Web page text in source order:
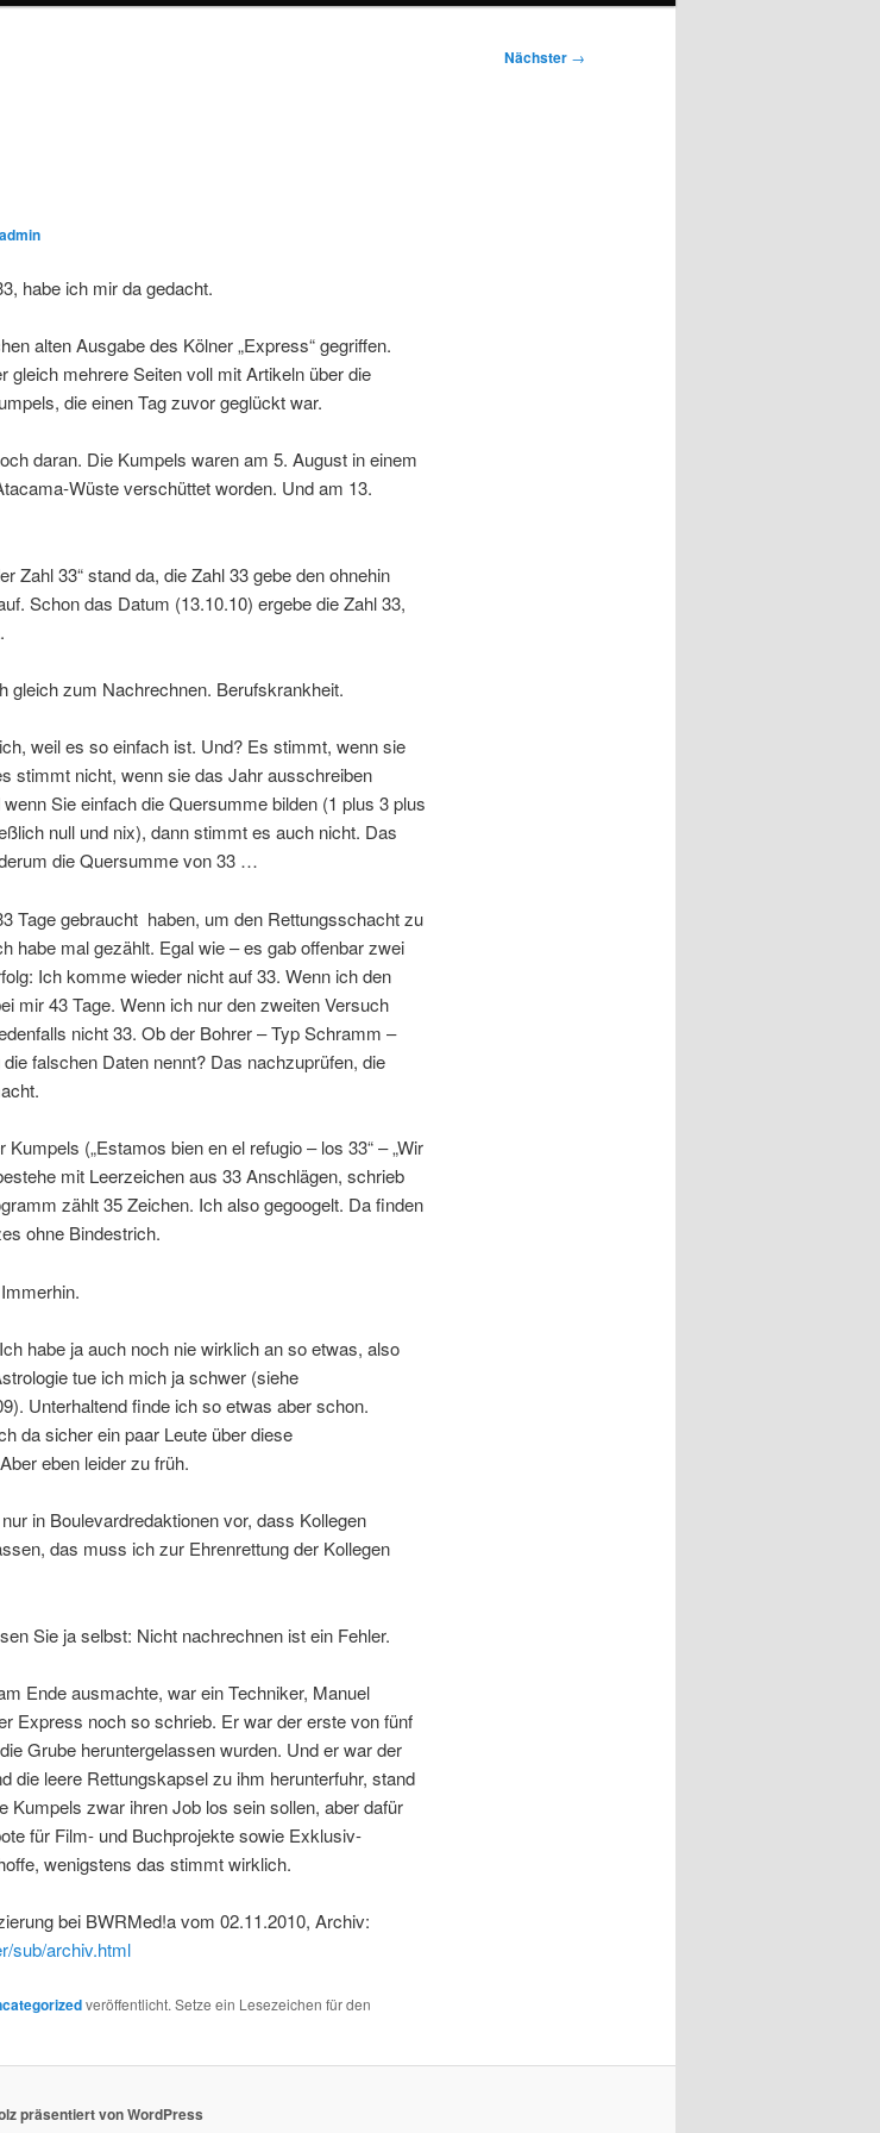
Nächster →
admin
habe ich mir da gedacht.
alten Ausgabe des Kölner „Express“ gegriffen.
gleich mehrere Seiten voll mit Artikeln über die
die einen Tag zuvor geglückt war.
daran. Die Kumpels waren am 5. August in einem
Wüste verschüttet worden. Und am 13.
Zahl 33“ stand da, die Zahl 33 gebe den ohnehin
Schon das Datum (13.10.10) ergebe die Zahl 33,
gleich zum Nachrechnen. Berufskrankheit.
weil es so einfach ist. Und? Es stimmt, wenn sie
stimmt nicht, wenn sie das Jahr ausschreiben
Sie einfach die Quersumme bilden (1 plus 3 plus
null und nix), dann stimmt es auch nicht. Das
die Quersumme von 33 …
Tage gebraucht haben, um den Rettungsschacht zu
habe mal gezählt. Egal wie – es gab offenbar zwei
Ich komme wieder nicht auf 33. Wenn ich den
mir 43 Tage. Wenn ich nur den zweiten Versuch
nicht 33. Ob der Bohrer – Typ Schramm –
falschen Daten nennt? Das nachzuprüfen, die
(„Estamos bien en el refugio – los 33“ – „Wir
mit Leerzeichen aus 33 Anschlägen, schrieb
zählt 35 Zeichen. Ich also gegoogelt. Da finden
ohne Bindestrich.
habe ja auch noch nie wirklich an so etwas, also
tue ich mich ja schwer (siehe
Unterhaltend finde ich so etwas aber schon.
da sicher ein paar Leute über diese
eben leider zu früh.
in Boulevardredaktionen vor, dass Kollegen
das muss ich zur Ehrenrettung der Kollegen
Sie ja selbst: Nicht nachrechnen ist ein Fehler.
Ende ausmachte, war ein Techniker, Manuel
Express noch so schrieb. Er war der erste von fünf
Grube heruntergelassen wurden. Und er war der
die leere Rettungskapsel zu ihm herunterfuhr, stand
Kumpels zwar ihren Job los sein sollen, aber dafür
für Film- und Buchprojekte sowie Exklusiv-
wenigstens das stimmt wirklich.
bei BWRMed!a vom 02.11.2010, Archiv:
sub/archiv.html
veröffentlicht. Setze ein Lesezeichen für den
präsentiert von WordPress